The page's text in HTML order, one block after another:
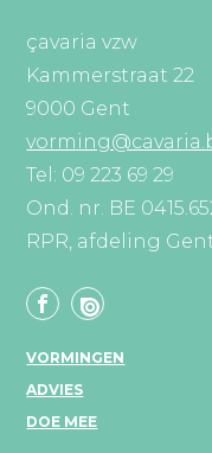
çavaria vzw
Kammerstraat 22
9000 Gent
Tel: 09 223 69 29
Ond. nr. BE
RPR, afdeling
VORMINGEN
ADVIES
DOE MEE